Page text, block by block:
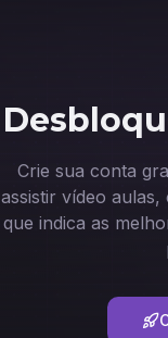
Crie sua conta
assistir vídeo
que indica as